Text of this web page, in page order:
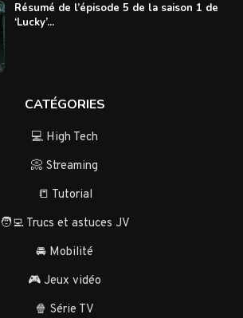
Résumé de l’épisode 5 de la saison 1 de
‘Lucky’...
CATÉGORIES
💻 High Tech
📀 Streaming
📒 Tutorial
🧑‍💻 Trucs et astuces JV
🚘 Mobilité
🎮 Jeux vidéo
🍿 Série TV